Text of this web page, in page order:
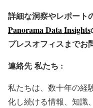
詳細な洞察やレポート
Panorama Data Insights
プレスオフィスまでお
連絡先私たち :
私たちは、数十年の経
化し続ける情報、知識